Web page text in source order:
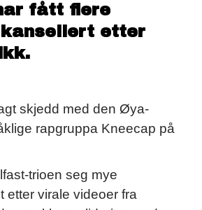
fått flere
kansellert etter
skjedd med den Øya-
rapgruppa Kneecap på
trioen seg mye
etter virale videoer fra